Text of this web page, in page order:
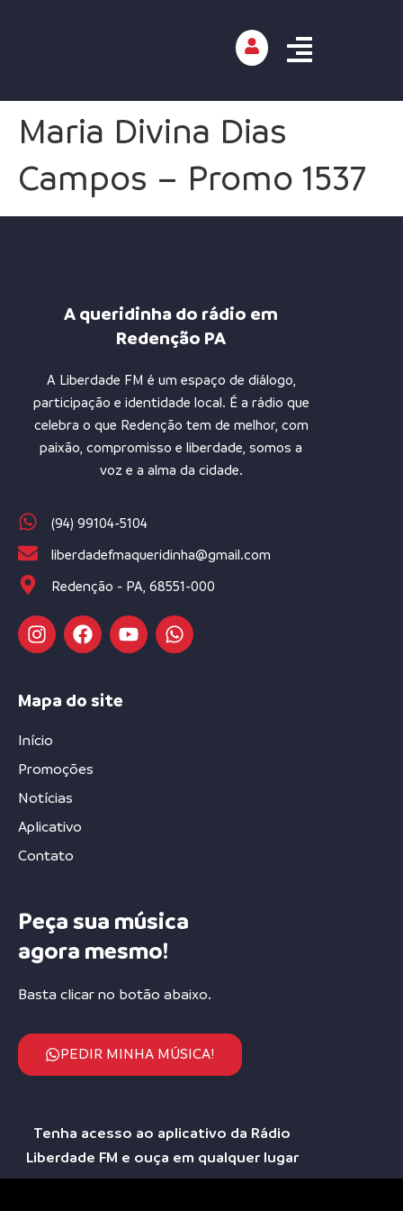
Maria Divina Dias
Campos – Promo 1537
A queridinha do rádio em
Redenção PA
A Liberdade FM é um espaço de diálogo,
participação e identidade local. É a rádio que
celebra o que Redenção tem de melhor, com
paixão, compromisso e liberdade, somos a
voz e a alma da cidade.
(94) 99104-5104
liberdadefmaqueridinha@gmail.com
Redenção - PA, 68551-000
Mapa do site
Início
Promoções
Notícias
Aplicativo
Contato
Peça sua música
agora mesmo!
Basta clicar no botão abaixo.
PEDIR MINHA MÚSICA!
Tenha acesso ao aplicativo da Rádio
Liberdade FM e ouça em qualquer lugar